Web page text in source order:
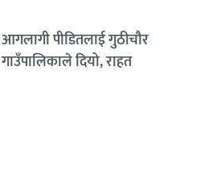
आगलागी पीडितलाई गुठीचौर
गाउँपालिकाले दियो, राहत